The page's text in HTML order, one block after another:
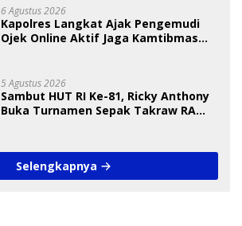
6 Agustus 2026
Kapolres Langkat Ajak Pengemudi
Ojek Online Aktif Jaga Kamtibmas
5 Agustus 2026
Sambut HUT RI Ke-81, Ricky Anthony
Buka Turnamen Sepak Takraw RA
Selengkapnya